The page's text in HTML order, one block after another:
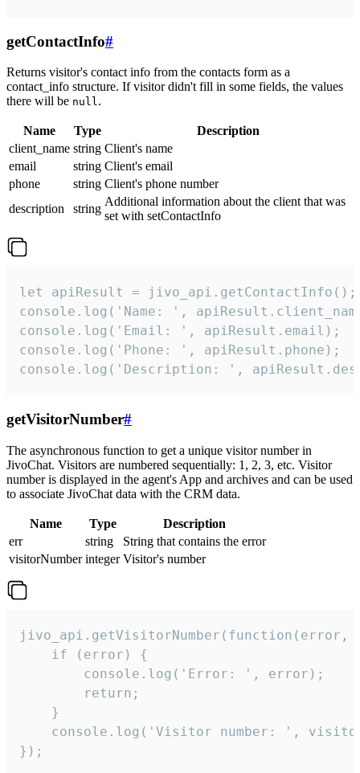
getContactInfo#
Returns visitor's contact info from the contacts form as a
contact_info structure. If visitor didn't fill in some fields, the values
there will be null.
Name Type
Description
client_name string Client's name
email
string Client's email
phone
string Client's phone number
description
string
Additional information about the client that was
set with setContactInfo
let apiResult = jivo_api.getContactInfo();
console.log('Name: ',
console.log('Email: ', apiResult.email);
console.log('Phone: ', apiResult.phone);
console.log('Description: ',
getVisitorNumber#
The asynchronous function to get a unique visitor number in
JivoChat. Visitors are numbered sequentially: 1, 2, 3, etc. Visitor
number is displayed in the agent's App and archives and can be used
to associate JivoChat data with the CRM data.
Name Type
Description
err
string
String that contains the error
visitorNumber integer Visitor's number
jivo_api.getVisitorNumber(function(error,
    if (error) {
        console.log('Error: ', error);
        return;
    }
console.log('Visitor number: ',
});